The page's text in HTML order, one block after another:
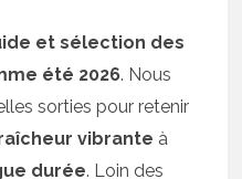
et sélection des
été 2026. Nous
sorties pour retenir
vibrante à
durée. Loin des